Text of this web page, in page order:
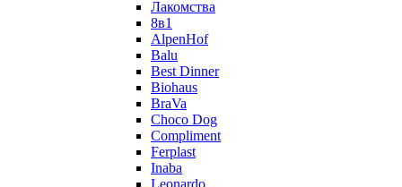
Лакомства
8в1
AlpenHof
Balu
Best Dinner
Biohaus
BraVa
Choco Dog
Compliment
Ferplast
Inaba
Leonardo